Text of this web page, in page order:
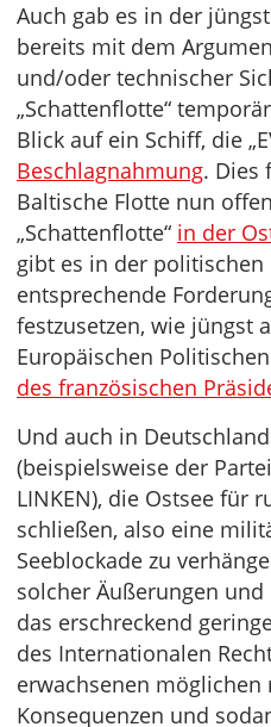
Auch gab es in der
bereits mit dem
und/oder technischer
„Schattenflotte“
Blick auf ein Schiff, die
Beschlagnahmung. Dies
Baltische Flotte nun
„Schattenflotte“ in der
gibt es in der politischen
entsprechende
festzusetzen, wie jüngst
Europäischen
des französischen
Und auch in
(beispielsweise der
LINKEN), die Ostsee für
schließen, also eine
Seeblockade zu
solcher Äußerungen
das erschreckend
des Internationalen
erwachsenen
Konsequenzen und